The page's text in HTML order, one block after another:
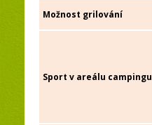
Možnost grilování
Sport v areálu campingu